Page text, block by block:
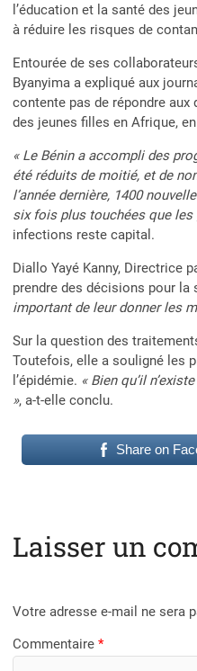
l’éducation et la santé des
à réduire les risques de
Entourée de ses
Byanyima a expliqué aux
contente pas de répondre
des jeunes filles en Afrique,
« Le Bénin a accompli des
été réduits de moitié, et de
l’année dernière, 1400
six fois plus touchées que les
infections reste capital.
Diallo Yayé Kanny, Directrice
prendre des décisions pour la
important de leur donner les
Sur la question des
Toutefois, elle a souligné les
l’épidémie. « Bien qu’il
», a-t-elle conclu.
Share on
Laisser un
Votre adresse e-mail ne sera
Commentaire*